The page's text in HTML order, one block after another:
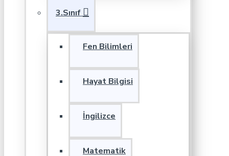
3.Sınıf
Fen Bilimleri
Hayat Bilgisi
İngilizce
Matematik